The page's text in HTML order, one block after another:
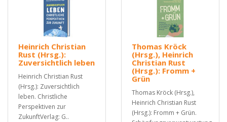
Heinrich Christian
Rust (Hrsg.):
Zuversichtlich leben
Heinrich Christian Rust
(Hrsg.): Zuversichtlich
leben. Christliche
Perspektiven zur
ZukunftVerlag: G..
Thomas Kröck
(Hrsg.), Heinrich
Christian Rust
(Hrsg.): Fromm +
Grün
Thomas Kröck (Hrsg.),
Heinrich Christian Rust
(Hrsg.): Fromm + Grün.